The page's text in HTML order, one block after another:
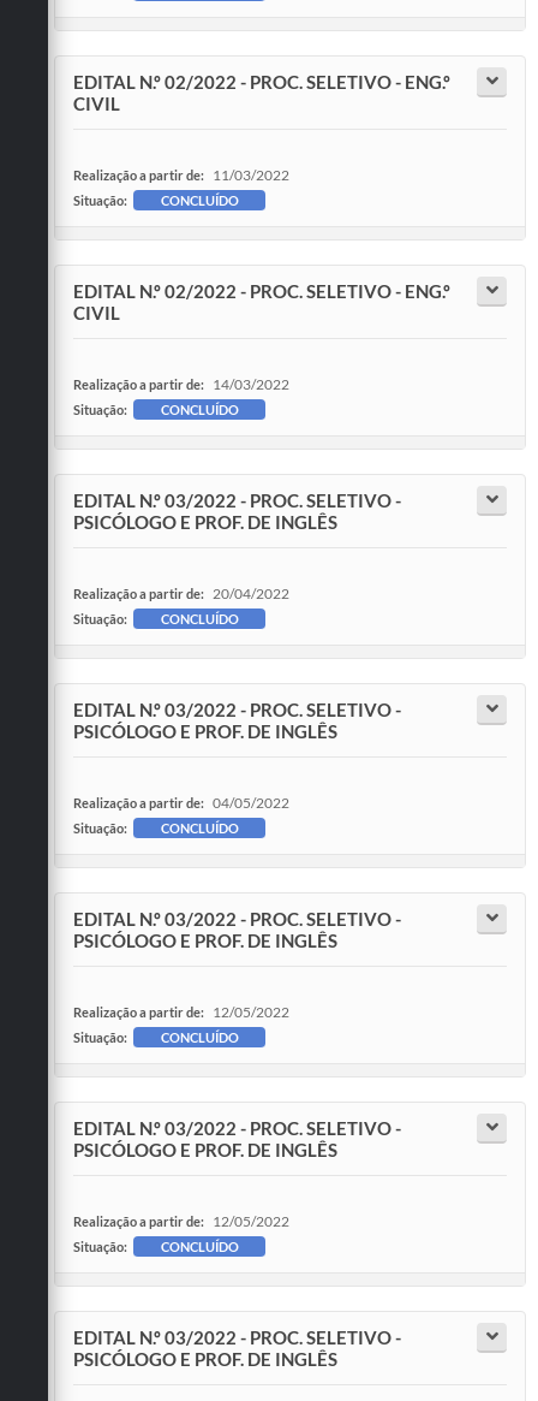
EDITAL N.º 02/2022 - PROC. SELETIVO - ENG.º
CIVIL
Realização a partir de: 11/03/2022
Situação: CONCLUÍDO
EDITAL N.º 02/2022 - PROC. SELETIVO - ENG.º
CIVIL
Realização a partir de: 14/03/2022
Situação: CONCLUÍDO
EDITAL N.º 03/2022 - PROC. SELETIVO -
PSICÓLOGO E PROF. DE INGLÊS
Realização a partir de: 20/04/2022
Situação: CONCLUÍDO
EDITAL N.º 03/2022 - PROC. SELETIVO -
PSICÓLOGO E PROF. DE INGLÊS
Realização a partir de: 04/05/2022
Situação: CONCLUÍDO
EDITAL N.º 03/2022 - PROC. SELETIVO -
PSICÓLOGO E PROF. DE INGLÊS
Realização a partir de: 12/05/2022
Situação: CONCLUÍDO
EDITAL N.º 03/2022 - PROC. SELETIVO -
PSICÓLOGO E PROF. DE INGLÊS
Realização a partir de: 12/05/2022
Situação: CONCLUÍDO
EDITAL N.º 03/2022 - PROC. SELETIVO -
PSICÓLOGO E PROF. DE INGLÊS